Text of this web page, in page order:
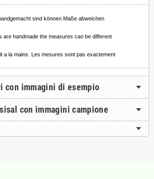
sind können Maße abweichen
are handmade the measures can be different
a la mains. Les mesures sont pas exactement
con immagini di esempio
con immagini campione